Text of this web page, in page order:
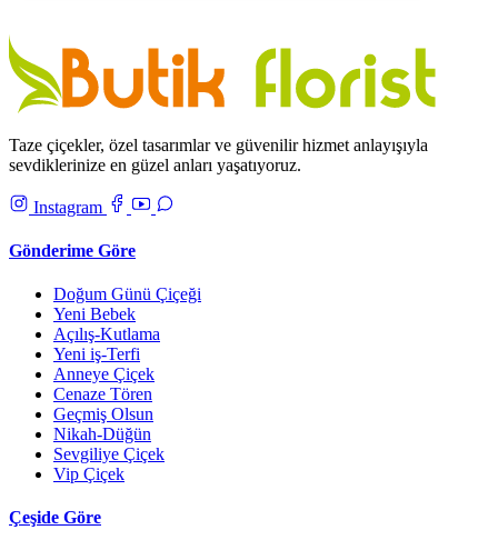
Taze çiçekler, özel tasarımlar ve güvenilir hizmet anlayışıyla
sevdiklerinize en güzel anları yaşatıyoruz.
Instagram
Gönderime Göre
Doğum Günü Çiçeği
Yeni Bebek
Açılış-Kutlama
Yeni iş-Terfi
Anneye Çiçek
Cenaze Tören
Geçmiş Olsun
Nikah-Düğün
Sevgiliye Çiçek
Vip Çiçek
Çeşide Göre